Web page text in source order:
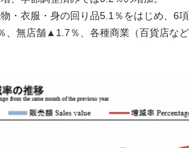
・衣服・身の回り品5.1％をはじめ、6項
無店舗▲1.7％、各種商業（百貨店な